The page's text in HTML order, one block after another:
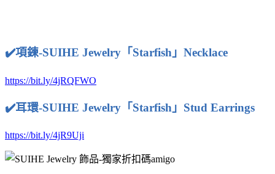
✔️項鍊-SUIHE Jewelry「Starfish」Necklace
https://bit.ly/4jRQFWO
✔️耳環-SUIHE Jewelry「Starfish」Stud Earrings
https://bit.ly/4jR9Uji